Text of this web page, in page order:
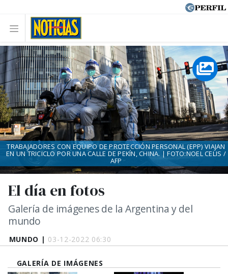
MUNDO | 03-12-2022 06:30
El día en fotos
Galería de imágenes de la Argentina y del
mundo
TRABAJADORES CON EQUIPO DE PROTECCIÓN PERSONAL (EPP) VIAJAN
EN UN TRICICLO POR UNA CALLE DE PEKÍN, CHINA. | FOTO:NOEL CELIS /
AFP
GALERÍA DE IMÁGENES